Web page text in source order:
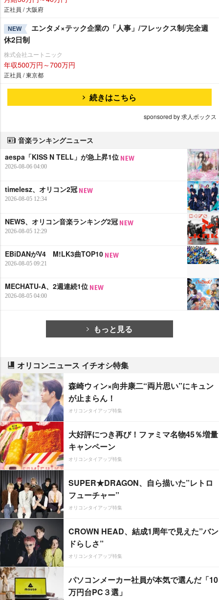
正社員 / 大阪府
NEW
エンタメ×テック企業の「人事」/フレックス制/完全週
休2日制
株式会社ユートニック
年収500万円～700万円
正社員 / 東京都
続きはこちら
sponsored by 求人ボックス
音楽ランキングニュース
aespa「KISS N TELL」が急上昇1位
2026-08-06 04:00
timelesz、オリコン2冠
2026-08-05 12:34
NEWS、オリコン音楽ランキング2冠
2026-08-05 12:29
EBiDANがV4 M!LK3曲TOP10
2026-08-05 09:21
MECHATU-A、2週連続1位
2026-08-05 04:00
もっと見る
オリコンニュース イチオシ特集
森崎ウィン×向井康二“両片思い”にキュン
が止まらん！
オリコンタイアップ特集
大好評につき再び！ファミマ名物45％増量
キャンペーン
オリコンタイアップ特集
SUPER★DRAGON、自ら描いた”レトロ
フューチャー”
オリコンタイアップ特集
CROWN HEAD、結成1周年で見えた”バン
ドらしさ”
オリコンタイアップ特集
パソコンメーカー社員が本気で選んだ「10
万円台PC３選」